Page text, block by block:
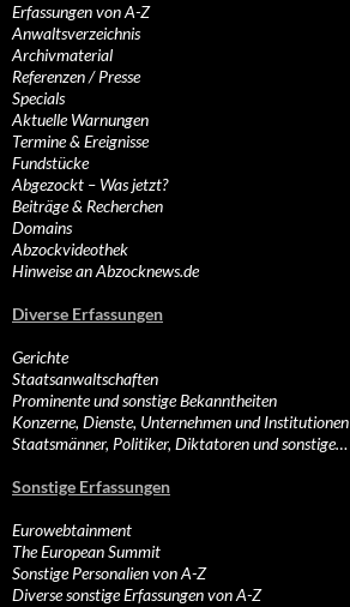
Erfassungen von A-Z
Anwaltsverzeichnis
Archivmaterial
Referenzen / Presse
Specials
Aktuelle Warnungen
Termine & Ereignisse
Fundstücke
Abgezockt – Was jetzt?
Beiträge & Recherchen
Domains
Abzockvideothek
Hinweise an Abzocknews.de
Diverse Erfassungen
Gerichte
Staatsanwaltschaften
Prominente und sonstige Bekanntheiten
Konzerne, Dienste, Unternehmen und Institutionen
Staatsmänner, Politiker, Diktatoren und sonstige…
Sonstige Erfassungen
Eurowebtainment
The European Summit
Sonstige Personalien von A-Z
Diverse sonstige Erfassungen von A-Z